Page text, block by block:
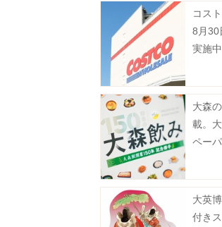
コス
8月30
実施中
大森
載。
ペー
大英
付き